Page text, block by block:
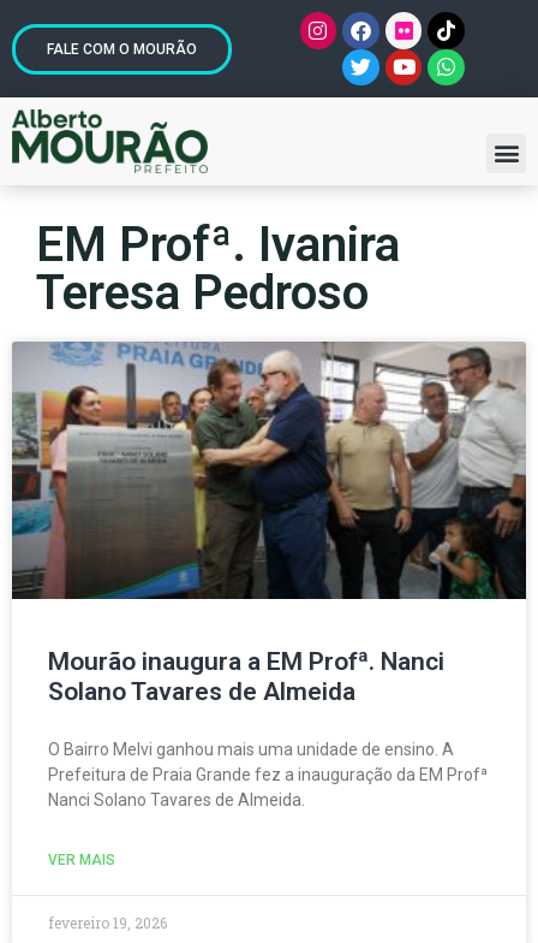
FALE COM O MOURÃO
EM Profª. Ivanira
Teresa Pedroso
Mourão inaugura a EM Profª. Nanci
Solano Tavares de Almeida
O Bairro Melvi ganhou mais uma unidade de ensino. A
Prefeitura de Praia Grande fez a inauguração da EM Profª
Nanci Solano Tavares de Almeida.
VER MAIS
fevereiro 19, 2026